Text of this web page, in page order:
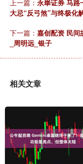
上一篇： 永崋证券 马
大忌“反弓煞”与终极化
下一篇： 嘉创配资 民间
_周明远_银子
相关文章